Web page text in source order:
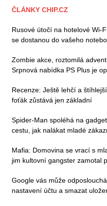
ČLÁNKY CHIP.CZ
Rusové útočí na hotelové Wi-
se dostanou do vašeho
Zombie akce, roztomilá
Srpnová nabídka PS Plus je
Recenze: Ještě lehčí a
foťák zůstává jen základní
Spider-Man spoléhá na
cestu, jak nalákat mladé
Mafia: Domovina se vrací s
jim kultovní gangster zamotal
Google vás může
nastavení účtu a smazat